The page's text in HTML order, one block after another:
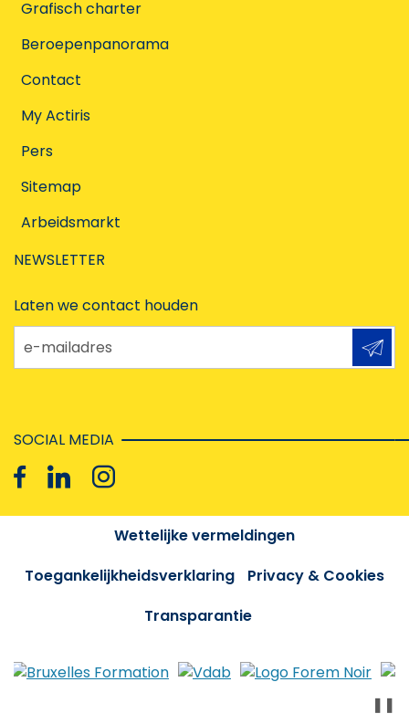
Grafisch charter
Beroepenpanorama
Contact
My Actiris
Pers
Sitemap
Arbeidsmarkt
NEWSLETTER
Laten we contact houden
e-mailadres
SOCIAL MEDIA
Wettelijke vermeldingen
Toegankelijkheidsverklaring
Privacy & Cookies
Transparantie
❚❚